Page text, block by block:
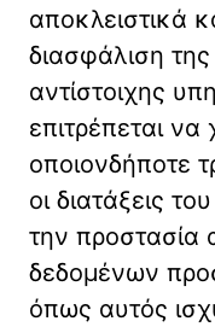
αποκλειστικά
διασφάλιση της
αντίστοιχης
επιτρέπεται
οποιονδήποτε
οι διατάξεις
την προστασία
δεδομένων
όπως αυτός